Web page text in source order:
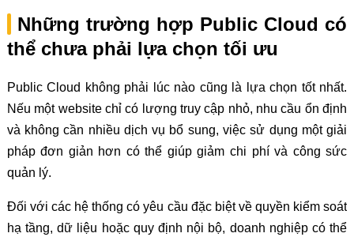
Những trường hợp Public Cloud có
thể chưa phải lựa chọn tối ưu
Public Cloud không phải lúc nào cũng là lựa chọn tốt nhất.
Nếu một website chỉ có lượng truy cập nhỏ, nhu cầu ổn định
và không cần nhiều dịch vụ bổ sung, việc sử dụng một giải
pháp đơn giản hơn có thể giúp giảm chi phí và công sức
quản lý.
Đối với các hệ thống có yêu cầu đặc biệt về quyền kiểm soát
hạ tầng, dữ liệu hoặc quy định nội bộ, doanh nghiệp có thể